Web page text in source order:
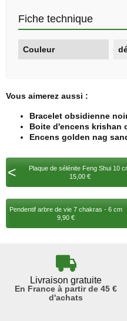
Fiche technique
Couleur
Vous aimerez aussi :
Bracelet obsidienne
Boite d'encens krishan
Encens golden nag
<
Plaque de sélénite Feng Shui 10
15,00 €
Pendentif arbre de vie 7 chakras - 6 cm
9,90 €
Livraison gratuite
En France à partir de 45 €
d'achats